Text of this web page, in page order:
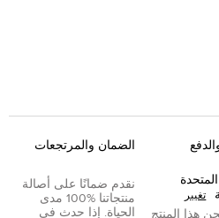
المتحدة
تغيير
هذا المنتج
الضمان والمرتجعات
نقدم ضمانًا على أصالة
منتجاتنا %100 مدى
الحياة. إذا حدث في